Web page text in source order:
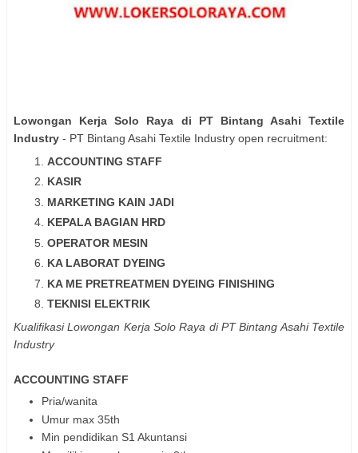
Lowongan Kerja Solo Raya di PT Bintang Asahi Textile
Industry - PT Bintang Asahi Textile Industry open recruitment:
ACCOUNTING STAFF
KASIR
MARKETING KAIN JADI
KEPALA BAGIAN HRD
OPERATOR MESIN
KA LABORAT DYEING
KA ME PRETREATMEN DYEING FINISHING
TEKNISI ELEKTRIK
Kualifikasi Lowongan Kerja Solo Raya di PT Bintang Asahi Textile
Industry
ACCOUNTING STAFF
Pria/wanita
Umur max 35th
Min pendidikan S1 Akuntansi